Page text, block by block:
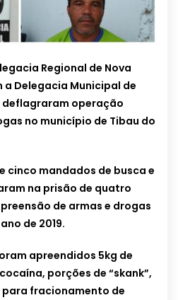
Regional de Nova
a Delegacia Municipal de
deflagraram operação
no município de Tibau do
cinco mandados de busca e
na prisão de quatro
de armas e drogas
de 2019.
apreendidos 5kg de
porções de “skank”,
fracionamento de